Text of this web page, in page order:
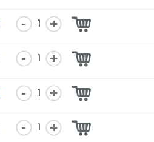
1
1
1
1